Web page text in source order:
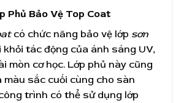
Phủ Bảo Vệ Top Coat
có chức năng bảo vệ lớp sơn
tác động của ánh sáng UV,
mòn cơ học. Lớp phủ này cũng
màu sắc cuối cùng cho sàn
trình có thể sử dụng lớp